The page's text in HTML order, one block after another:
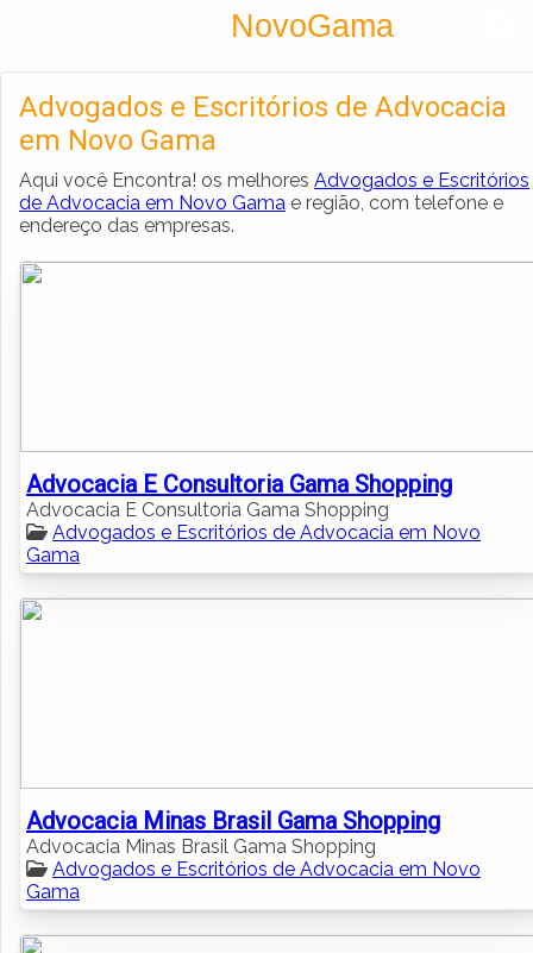
NovoGama
Criar conta
Advogados e Escritórios de Advocacia
em Novo Gama
Aqui você Encontra! os melhores Advogados e Escritórios
de Advocacia em Novo Gama e região, com telefone e
endereço das empresas.
Advocacia E Consultoria Gama Shopping
Advocacia E Consultoria Gama Shopping
Advogados e Escritórios de Advocacia em Novo
Gama
Advocacia Minas Brasil Gama Shopping
Advocacia Minas Brasil Gama Shopping
Advogados e Escritórios de Advocacia em Novo
Gama